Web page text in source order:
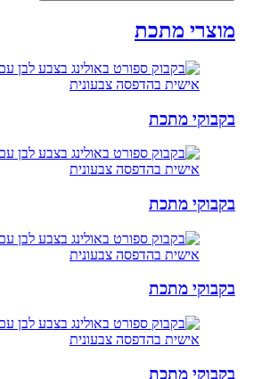
מוצרי מתכת
בקבוקי מתכת
בקבוקי מתכת
בקבוקי מתכת
בקבוקי מתכת